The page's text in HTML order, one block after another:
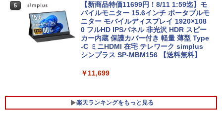
【新品】【楽天1位！】ノートパソコン
新品第13世代CPU搭載ノートPC Office
付きノートパソコン 初心者向け Window
s11 初期設定済 Webカメラ zoom 日本語
キーボード 14.1型 Intel Celeron メモリ
8GB SSD1TB(最大) 大容量バッテリービ
Acer｜エイサー 超小型 デスクトップパ
ソコン RB102-N18U(Windows 11 Pro/I
ntel Processor N150/メモリ 8GB/SSD 2
56GB) RB102-N18U
￥52,800
5
【新商品特価11699円！8/11 1:59迄】モ
バイルモニター 15.6インチ ポータブルモ
ニター モバイルディスプレイ 1920×108
0 フルHD IPSパネル 非光沢 HDR スピー
カー内蔵 保護カバー付き 軽量 薄型 Type
-C ミニHDMI 在宅 テレワーク simplus
シンプラス SP-MBM156 【送料無料】
￥11,699
楽天ランキングをもっと見る